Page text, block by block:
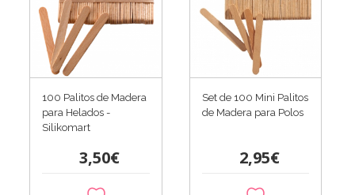
100 Palitos de Madera
para Helados -
Silikomart
3,50€
Set de 100 Mini Palitos
de Madera para Polos
2,95€